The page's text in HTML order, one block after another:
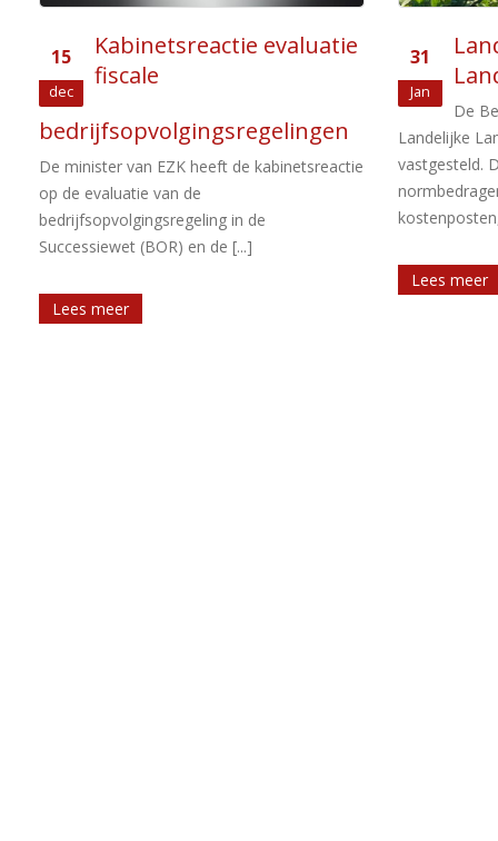
31
Jan
Landelijke
Landbouwnormen 2018
Landelijke Landbouwnormen 2018
vastgesteld. Dit document bevat
normbedragen voor 2018 voor diverse
kostenposten, bedrijfsmiddelen en [...]
19
Jan
De
afschrijving
aangewezen
verruiming
Lees meer